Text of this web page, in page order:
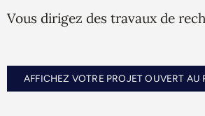
Vous dirigez des travaux de
AFFICHEZ VOTRE PROJET OUVERT AU